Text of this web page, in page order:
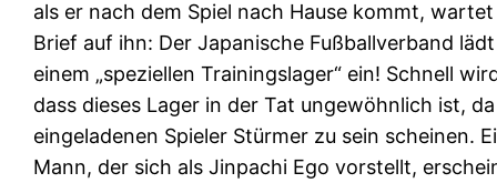
als er nach dem Spiel nach Hause kommt,
Brief auf ihn: Der Japanische Fußballverband
einem „speziellen Trainingslager“ ein! Schnell
dass dieses Lager in der Tat ungewöhnlich ist,
eingeladenen Spieler Stürmer zu sein scheinen.
Mann, der sich als Jinpachi Ego vorstellt,